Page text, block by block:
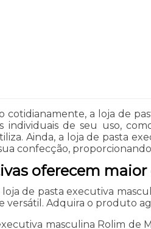
a loja de
individuais de seu uso,
Ainda, a loja de pasta
confecção,
oferecem
loja de pasta executiva
Adquira o produto
masculina Rolim de